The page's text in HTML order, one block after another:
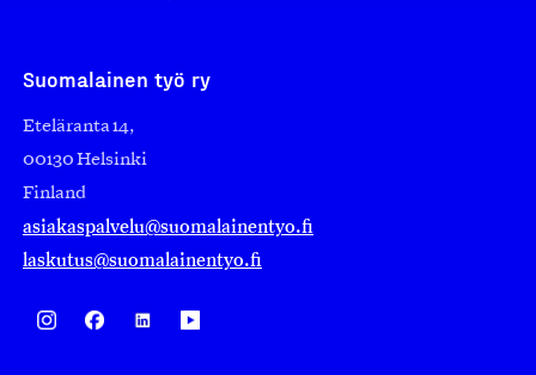
Suomalainen työ ry
Eteläranta 14,
00130 Helsinki
Finland
asiakaspalvelu@suomalainentyo.fi
laskutus@suomalainentyo.fi